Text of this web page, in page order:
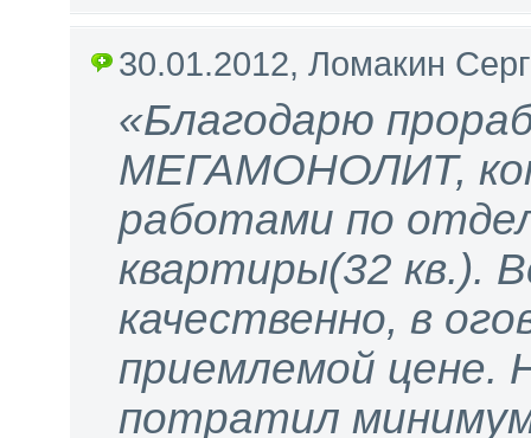
30.01.2012, Ломакин
«Благодарю
МЕГАМОНОЛИТ,
работами по
квартиры(32 кв.).
качественно, в
приемлемой цене.
потратил